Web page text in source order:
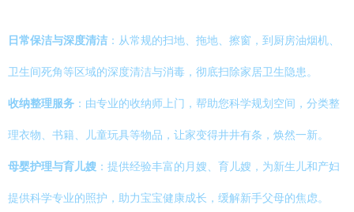
日常保洁与深度清洁 ：从常规的扫地、拖地、擦窗，到厨房油烟机、
卫生间死角等区域的深度清洁与消毒，彻底扫除家居卫生隐患。
收纳整理服务 ：由专业的收纳师上门，帮助您科学规划空间，分类整
理衣物、书籍、儿童玩具等物品，让家变得井井有条，焕然一新。
母婴护理与育儿嫂 ：提供经验丰富的月嫂、育儿嫂，为新生儿和产妇
提供科学专业的照护，助力宝宝健康成长，缓解新手父母的焦虑。